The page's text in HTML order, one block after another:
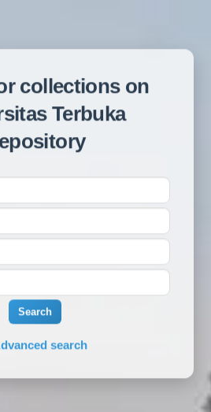
collections on
Terbuka
Search
search